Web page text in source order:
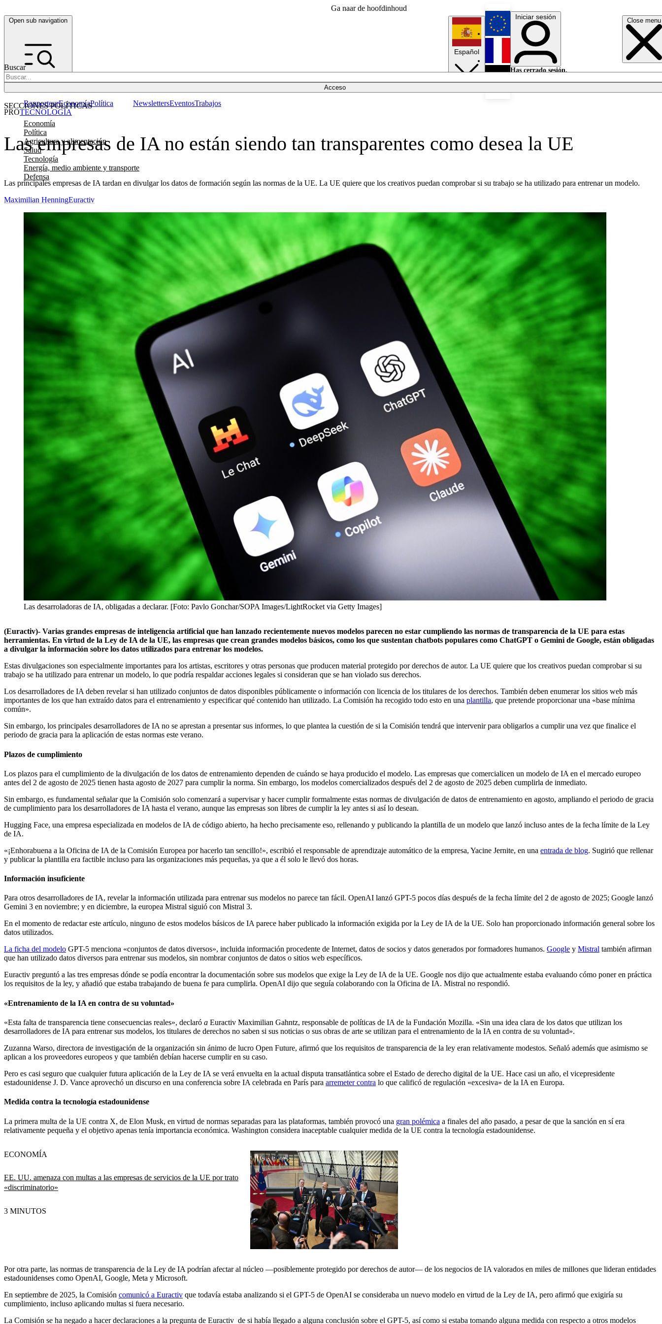
Ga naar de hoofdinhoud
Open sub navigation Close menu
Buscar
Acceso
SECCIONES POLÍTICAS
Economía
Política
Agricultura y alimentación
Salud
Tecnología
Energía, medio ambiente y transporte
Defensa
RapporteurEconomíaPolítica NewslettersEventosTrabajos
Español
English
Français
Iniciar sesión
Has cerrado sesión.
Las empresas de IA no están siendo tan transparentes como desea la UE
Las principales empresas de IA tardan en divulgar los datos de formación según las normas de la UE. La UE quiere que los creativos puedan comprobar si su trabajo se ha utilizado para entrenar un modelo.
PROTECNOLOGÍA
Maximilian HenningEuractiv
Las desarroladoras de IA, obligadas a declarar. [Foto: Pavlo Gonchar/SOPA Images/LightRocket via Getty Images]
(Euractiv)- Varias grandes empresas de inteligencia artificial que han lanzado recientemente nuevos modelos parecen no estar cumpliendo las normas de transparencia de la UE para estas
herramientas. En virtud de la Ley de IA de la UE, las empresas que crean grandes modelos básicos, como los que sustentan chatbots populares como ChatGPT o Gemini de Google, están obligadas
a divulgar la información sobre los datos utilizados para entrenar los modelos.
Estas divulgaciones son especialmente importantes para los artistas, escritores y otras personas que producen material protegido por derechos de autor. La UE quiere que los creativos puedan comprobar si su
trabajo se ha utilizado para entrenar un modelo, lo que podría respaldar acciones legales si consideran que se han violado sus derechos.
Los desarrolladores de IA deben revelar si han utilizado conjuntos de datos disponibles públicamente o información con licencia de los titulares de los derechos. También deben enumerar los sitios web más
importantes de los que han extraído datos para el entrenamiento y especificar qué contenido han utilizado. La Comisión ha recogido todo esto en una plantilla, que pretende proporcionar una «base mínima
común».
Sin embargo, los principales desarrolladores de IA no se aprestan a presentar sus informes, lo que plantea la cuestión de si la Comisión tendrá que intervenir para obligarlos a cumplir una vez que finalice el
periodo de gracia para la aplicación de estas normas este verano.
Plazos de cumplimiento
Los plazos para el cumplimiento de la divulgación de los datos de entrenamiento dependen de cuándo se haya producido el modelo. Las empresas que comercialicen un modelo de IA en el mercado europeo
antes del 2 de agosto de 2025 tienen hasta agosto de 2027 para cumplir la norma. Sin embargo, los modelos comercializados después del 2 de agosto de 2025 deben cumplirla de inmediato.
Sin embargo, es fundamental señalar que la Comisión solo comenzará a supervisar y hacer cumplir formalmente estas normas de divulgación de datos de entrenamiento en agosto, ampliando el periodo de gracia
de cumplimiento para los desarrolladores de IA hasta el verano, aunque las empresas son libres de cumplir la ley antes si así lo desean.
Hugging Face, una empresa especializada en modelos de IA de código abierto, ha hecho precisamente eso, rellenando y publicando la plantilla de un modelo que lanzó incluso antes de la fecha límite de la Ley
de IA.
«¡Enhorabuena a la Oficina de IA de la Comisión Europea por hacerlo tan sencillo!», escribió el responsable de aprendizaje automático de la empresa, Yacine Jernite, en una entrada de blog. Sugirió que rellenar
y publicar la plantilla era factible incluso para las organizaciones más pequeñas, ya que a él solo le llevó dos horas.
Información insuficiente
Para otros desarrolladores de IA, revelar la información utilizada para entrenar sus modelos no parece tan fácil. OpenAI lanzó GPT-5 pocos días después de la fecha límite del 2 de agosto de 2025; Google lanzó
Gemini 3 en noviembre; y en diciembre, la europea Mistral siguió con Mistral 3.
En el momento de redactar este artículo, ninguno de estos modelos básicos de IA parece haber publicado la información exigida por la Ley de IA de la UE. Solo han proporcionado información general sobre los
datos utilizados.
La ficha del modelo GPT-5 menciona «conjuntos de datos diversos», incluida información procedente de Internet, datos de socios y datos generados por formadores humanos. Google y Mistral también afirman
que han utilizado datos diversos para entrenar sus modelos, sin nombrar conjuntos de datos o sitios web específicos.
Euractiv preguntó a las tres empresas dónde se podía encontrar la documentación sobre sus modelos que exige la Ley de IA de la UE. Google nos dijo que actualmente estaba evaluando cómo poner en práctica
los requisitos de la ley, y añadió que estaba trabajando de buena fe para cumplirla. OpenAI dijo que seguía colaborando con la Oficina de IA. Mistral no respondió.
«Entrenamiento de la IA en contra de su voluntad»
«Esta falta de transparencia tiene consecuencias reales», declaró a Euractiv Maximilian Gahntz, responsable de políticas de IA de la Fundación Mozilla. «Sin una idea clara de los datos que utilizan los
desarrolladores de IA para entrenar sus modelos, los titulares de derechos no saben si sus noticias o sus obras de arte se utilizan para el entrenamiento de la IA en contra de su voluntad».
Zuzanna Warso, directora de investigación de la organización sin ánimo de lucro Open Future, afirmó que los requisitos de transparencia de la ley eran relativamente modestos. Señaló además que asimismo se
aplican a los proveedores europeos y que también debían hacerse cumplir en su caso.
Pero es casi seguro que cualquier futura aplicación de la Ley de IA se verá envuelta en la actual disputa transatlántica sobre el Estado de derecho digital de la UE. Hace casi un año, el vicepresidente
estadounidense J. D. Vance aprovechó un discurso en una conferencia sobre IA celebrada en París para arremeter contra lo que calificó de regulación «excesiva» de la IA en Europa.
Medida contra la tecnología estadounidense
La primera multa de la UE contra X, de Elon Musk, en virtud de normas separadas para las plataformas, también provocó una gran polémica a finales del año pasado, a pesar de que la sanción en sí era
relativamente pequeña y el objetivo apenas tenía importancia económica. Washington considera inaceptable cualquier medida de la UE contra la tecnología estadounidense.
EE. UU. amenaza con multas a las empresas de servicios de la UE por trato
«discriminatorio»
ECONOMÍA
3 MINUTOS
Por otra parte, las normas de transparencia de la Ley de IA podrían afectar al núcleo —posiblemente protegido por derechos de autor— de los negocios de IA valorados en miles de millones que lideran entidades
estadounidenses como OpenAI, Google, Meta y Microsoft.
En septiembre de 2025, la Comisión comunicó a Euractiv que todavía estaba analizando si el GPT-5 de OpenAI se consideraba un nuevo modelo en virtud de la Ley de IA, pero afirmó que exigiría su
cumplimiento, incluso aplicando multas si fuera necesario.
La Comisión se ha negado a hacer declaraciones a la pregunta de Euractiv de si había llegado a alguna conclusión sobre el GPT-5, así como si estaba tomando alguna medida con respecto a otros modelos